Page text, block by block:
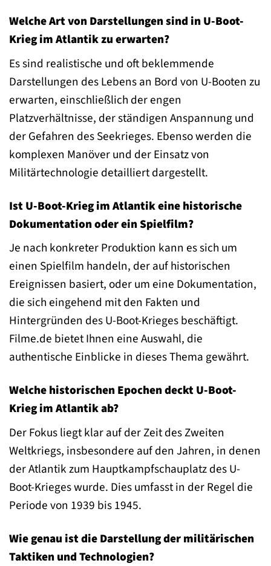
Welche Art von Darstellungen sind in U-Boot-
Krieg im Atlantik zu erwarten?
Es sind realistische und oft beklemmende
Darstellungen des Lebens an Bord von U-Booten zu
erwarten, einschließlich der engen
Platzverhältnisse, der ständigen Anspannung und
der Gefahren des Seekrieges. Ebenso werden die
komplexen Manöver und der Einsatz von
Militärtechnologie detailliert dargestellt.
Ist U-Boot-Krieg im Atlantik eine historische
Dokumentation oder ein Spielfilm?
Je nach konkreter Produktion kann es sich um
einen Spielfilm handeln, der auf historischen
Ereignissen basiert, oder um eine Dokumentation,
die sich eingehend mit den Fakten und
Hintergründen des U-Boot-Krieges beschäftigt.
Filme.de bietet Ihnen eine Auswahl, die
authentische Einblicke in dieses Thema gewährt.
Welche historischen Epochen deckt U-Boot-
Krieg im Atlantik ab?
Der Fokus liegt klar auf der Zeit des Zweiten
Weltkriegs, insbesondere auf den Jahren, in denen
der Atlantik zum Hauptkampfschauplatz des U-
Boot-Krieges wurde. Dies umfasst in der Regel die
Periode von 1939 bis 1945.
Wie genau ist die Darstellung der militärischen
Taktiken und Technologien?